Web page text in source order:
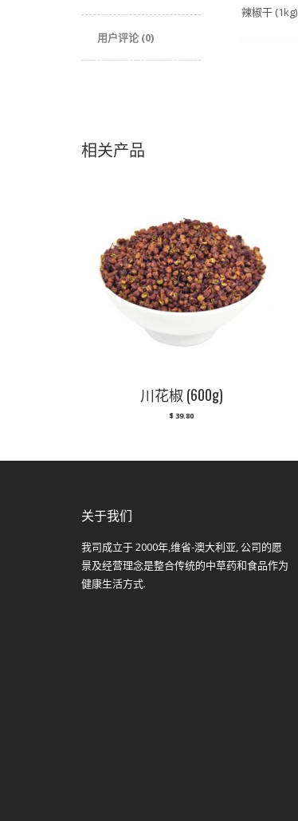
用户评论 (0)
辣椒干 (1kg)
相关产品
川花椒 (600g)
$39.80
关于我们
我司成立于 2000年,维省-澳大利亚, 公司的愿
景及经营理念是整合传统的中草药和食品作为
健康生活方式.